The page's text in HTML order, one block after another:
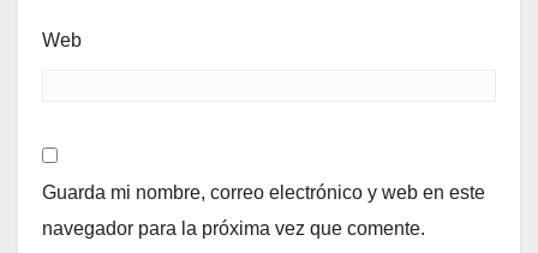
Web
Guarda mi nombre, correo electrónico y web en este
navegador para la próxima vez que comente.